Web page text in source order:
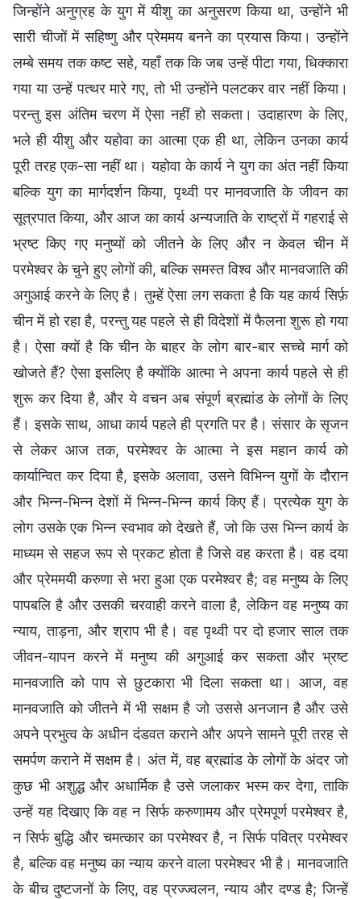
जिन्होंने अनुग्रह के युग में यीशु का अनुसरण किया था, उन्होंने भी
सारी चीजों में सहिष्णु और प्रेममय बनने का प्रयास किया। उन्होंने
लम्बे समय तक कष्ट सहे, यहाँ तक कि जब उन्हें पीटा गया, धिक्कारा
गया या उन्हें पत्थर मारे गए, तो भी उन्होंने पलटकर वार नहीं किया।
परन्तु इस अंतिम चरण में ऐसा नहीं हो सकता। उदाहारण के लिए,
भले ही यीशु और यहोवा का आत्मा एक ही था, लेकिन उनका कार्य
पूरी तरह एक-सा नहीं था। यहोवा के कार्य ने युग का अंत नहीं किया
बल्कि युग का मार्गदर्शन किया, पृथ्वी पर मानवजाति के जीवन का
सूत्रपात किया, और आज का कार्य अन्यजाति के राष्ट्रों में गहराई से
भ्रष्ट किए गए मनुष्यों को जीतने के लिए और न केवल चीन में
परमेश्वर के चुने हुए लोगों की, बल्कि समस्त विश्व और मानवजाति की
अगुआई करने के लिए है। तुम्हें ऐसा लग सकता है कि यह कार्य सिर्फ़
चीन में हो रहा है, परन्तु यह पहले से ही विदेशों में फैलना शुरू हो गया
है। ऐसा क्यों है कि चीन के बाहर के लोग बार-बार सच्चे मार्ग को
खोजते हैं? ऐसा इसलिए है क्योंकि आत्मा ने अपना कार्य पहले से ही
शुरू कर दिया है, और ये वचन अब संपूर्ण ब्रह्मांड के लोगों के लिए
हैं। इसके साथ, आधा कार्य पहले ही प्रगति पर है। संसार के सृजन
से लेकर आज तक, परमेश्वर के आत्मा ने इस महान कार्य को
कार्यान्वित कर दिया है, इसके अलावा, उसने विभिन्न युगों के दौरान
और भिन्न-भिन्न देशों में भिन्न-भिन्न कार्य किए हैं। प्रत्येक युग के
लोग उसके एक भिन्न स्वभाव को देखते हैं, जो कि उस भिन्न कार्य के
माध्यम से सहज रूप से प्रकट होता है जिसे वह करता है। वह दया
और प्रेममयी करुणा से भरा हुआ एक परमेश्वर है; वह मनुष्य के लिए
पापबलि है और उसकी चरवाही करने वाला है, लेकिन वह मनुष्य का
न्याय, ताड़ना, और श्राप भी है। वह पृथ्वी पर दो हजार साल तक
जीवन-यापन करने में मनुष्य की अगुआई कर सकता और भ्रष्ट
मानवजाति को पाप से छुटकारा भी दिला सकता था। आज, वह
मानवजाति को जीतने में भी सक्षम है जो उससे अनजान है और उसे
अपने प्रभुत्व के अधीन दंडवत कराने और अपने सामने पूरी तरह से
समर्पण कराने में सक्षम है। अंत में, वह ब्रह्मांड के लोगों के अंदर जो
कुछ भी अशुद्ध और अधार्मिक है उसे जलाकर भस्म कर देगा, ताकि
उन्हें यह दिखाए कि वह न सिर्फ करुणामय और प्रेमपूर्ण परमेश्वर है,
न सिर्फ बुद्धि और चमत्कार का परमेश्वर है, न सिर्फ पवित्र परमेश्वर
है, बल्कि वह मनुष्य का न्याय करने वाला परमेश्वर भी है। मानवजाति
के बीच दुष्टजनों के लिए, वह प्रज्ज्वलन, न्याय और दण्ड है; जिन्हें